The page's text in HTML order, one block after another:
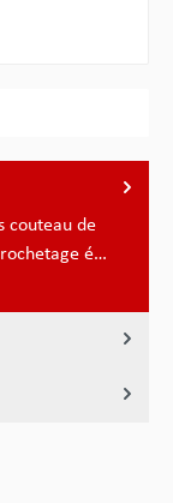
couteau de
é…